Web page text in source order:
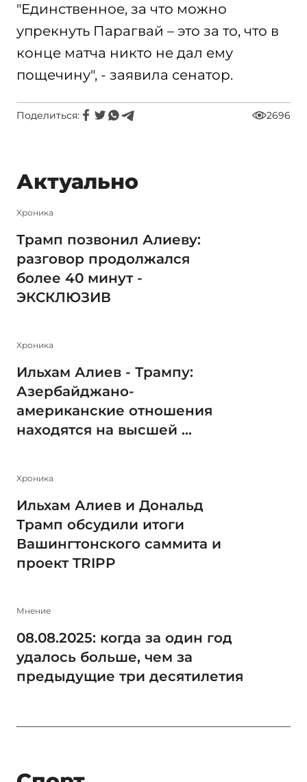
"Единственное, за что можно
упрекнуть Парагвай – это за то, что в
конце матча никто не дал ему
пощечину", - заявила сенатор.
Поделиться: 2696
Актуально
Xроника
Трамп позвонил Алиеву:
разговор продолжался
более 40 минут -
ЭКСКЛЮЗИВ
Xроника
Ильхам Алиев - Трампу:
Азербайджано-
американские отношения
находятся на высшей ...
Xроника
Ильхам Алиев и Дональд
Трамп обсудили итоги
Вашингтонского саммита и
проект TRIPP
Мнение
08.08.2025: когда за один год
удалось больше, чем за
предыдущие три десятилетия